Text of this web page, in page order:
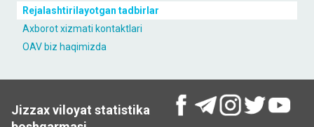
Rejalashtirilayotgan tadbirlar
Axborot xizmati kontaktlari
OAV biz haqimizda
Jizzax viloyat statistika